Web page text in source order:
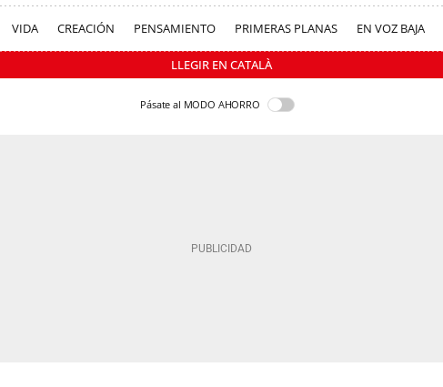
VIDA CREACIÓN PENSAMIENTO PRIMERAS PLANAS EN VOZ BAJA
LLEGIR EN CATALÀ
Pásate al MODO AHORRO